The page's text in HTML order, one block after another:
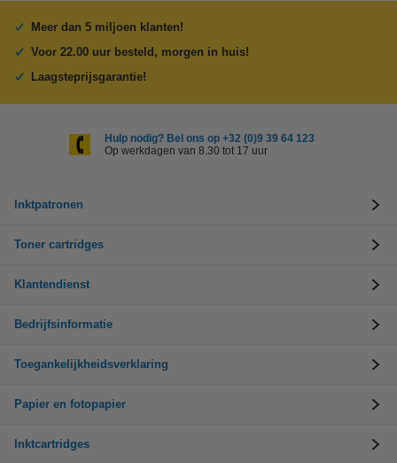
Meer dan 5 miljoen klanten!
Voor 22.00 uur besteld, morgen in huis!
Laagsteprijsgarantie!
Hulp nodig? Bel ons op +32 (0)9 39 64 123
Op werkdagen van 8.30 tot 17 uur
Inktpatronen
Toner cartridges
Klantendienst
Bedrijfsinformatie
Toegankelijkheidsverklaring
Papier en fotopapier
Inktcartridges